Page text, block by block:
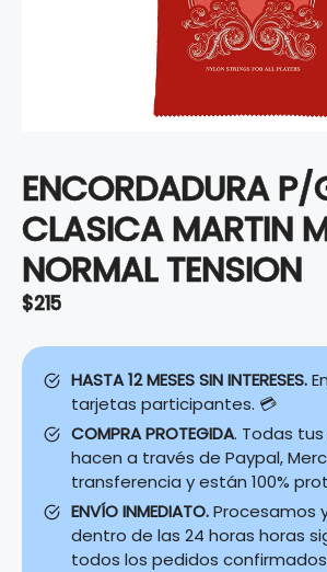
ENCORDADURA P/
CLASICA MARTIN
NORMAL TENSION
$215
HASTA 12 MESES SIN INTERESES.
tarjetas participantes. 💳
COMPRA PROTEGIDA. Todas
hacen a través de Paypal,
transferencia y están 100%
ENVÍO INMEDIATO.Procesamos
dentro de las 24 horas horas
todos los pedidos